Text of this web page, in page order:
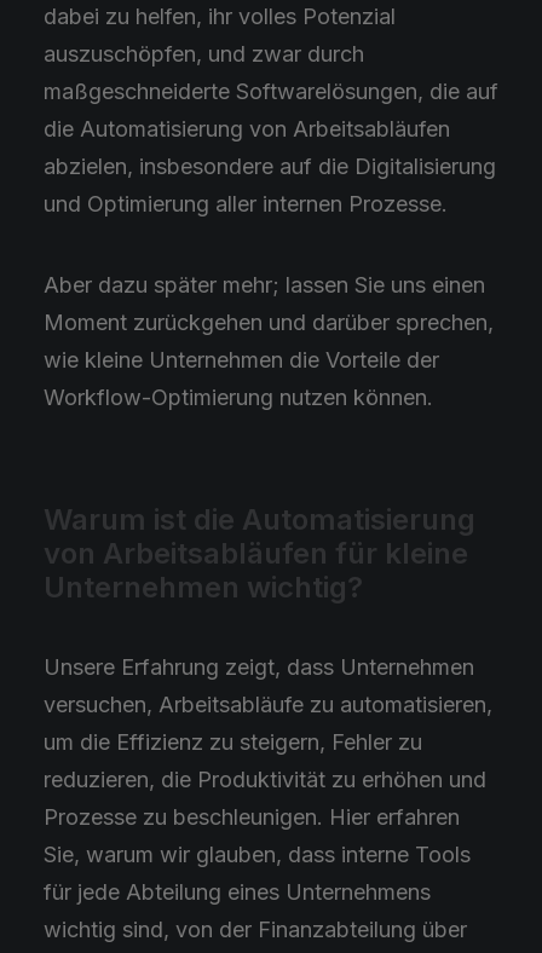
dabei zu helfen, ihr volles Potenzial
auszuschöpfen, und zwar durch
maßgeschneiderte Softwarelösungen, die auf
die Automatisierung von Arbeitsabläufen
abzielen, insbesondere auf die Digitalisierung
und Optimierung aller internen Prozesse.
Aber dazu später mehr; lassen Sie uns einen
Moment zurückgehen und darüber sprechen,
wie kleine Unternehmen die Vorteile der
Workflow-Optimierung nutzen können.
Warum ist die Automatisierung
von Arbeitsabläufen für kleine
Unternehmen wichtig?
Unsere Erfahrung zeigt, dass Unternehmen
versuchen, Arbeitsabläufe zu automatisieren,
um die Effizienz zu steigern, Fehler zu
reduzieren, die Produktivität zu erhöhen und
Prozesse zu beschleunigen. Hier erfahren
Sie, warum wir glauben, dass interne Tools
für jede Abteilung eines Unternehmens
wichtig sind, von der Finanzabteilung über